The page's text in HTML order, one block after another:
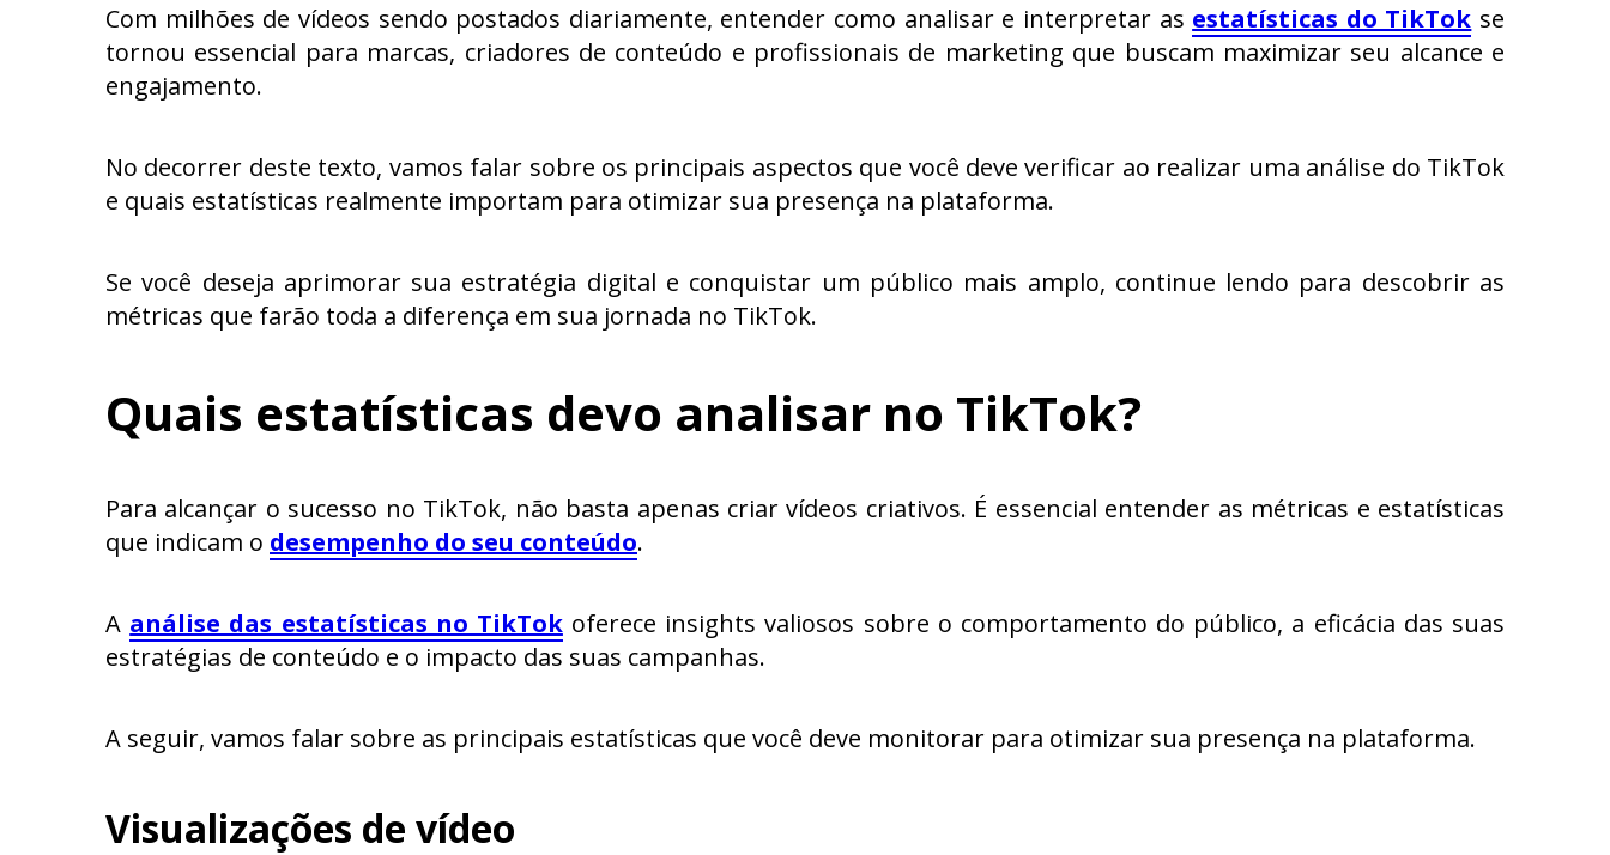
Com milhões de vídeos sendo postados diariamente, entender como analisar e interpretar as estatísticas do TikTok se
tornou essencial para marcas, criadores de conteúdo e profissionais de marketing que buscam maximizar seu alcance e
engajamento.
No decorrer deste texto, vamos falar sobre os principais aspectos que você deve verificar ao realizar uma análise do TikTok
e quais estatísticas realmente importam para otimizar sua presença na plataforma.
Se você deseja aprimorar sua estratégia digital e conquistar um público mais amplo, continue lendo para descobrir as
métricas que farão toda a diferença em sua jornada no TikTok.
Quais estatísticas devo analisar no TikTok?
Para alcançar o sucesso no TikTok, não basta apenas criar vídeos criativos. É essencial entender as métricas e estatísticas
que indicam o desempenho do seu conteúdo.
A análise das estatísticas no TikTokoferece insights valiosos sobre o comportamento do público, a eficácia das suas
estratégias de conteúdo e o impacto das suas campanhas.
A seguir, vamos falar sobre as principais estatísticas que você deve monitorar para otimizar sua presença na plataforma.
Visualizações de vídeo